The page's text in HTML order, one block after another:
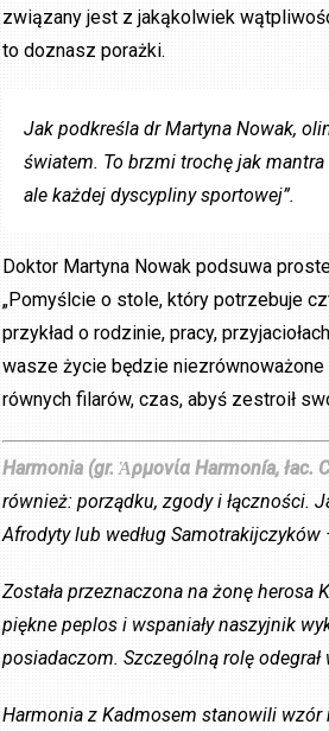
związany jest z jakąkolwiek
to doznasz porażki.
Jak podkreśla dr Martyna Nowak,
światem. To brzmi trochę jak
ale każdej dyscypliny sportowej”.
Doktor Martyna Nowak podsuwa
„Pomyślcie o stole, który potrzebuje
przykład o rodzinie, pracy,
wasze życie będzie
równych filarów, czas, abyś zestroił
Harmonia (gr. Ἁρμονία Harmonía, łac.
również: porządku, zgody i łączności.
Afrodyty lub według Samotrakijczyków
Została przeznaczona na żonę herosa
piękne peplos i wspaniały naszyjnik
posiadaczom. Szczególną rolę
Harmonia z Kadmosem stanowili wzór